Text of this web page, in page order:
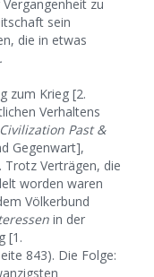
zu
sein
die in etwas
zum Krieg [2.
Verhaltens
Civilization Past &
Gegenwart],
Trotz Verträgen, die
worden waren
Völkerbund
in der
[1.
843). Die Folge: